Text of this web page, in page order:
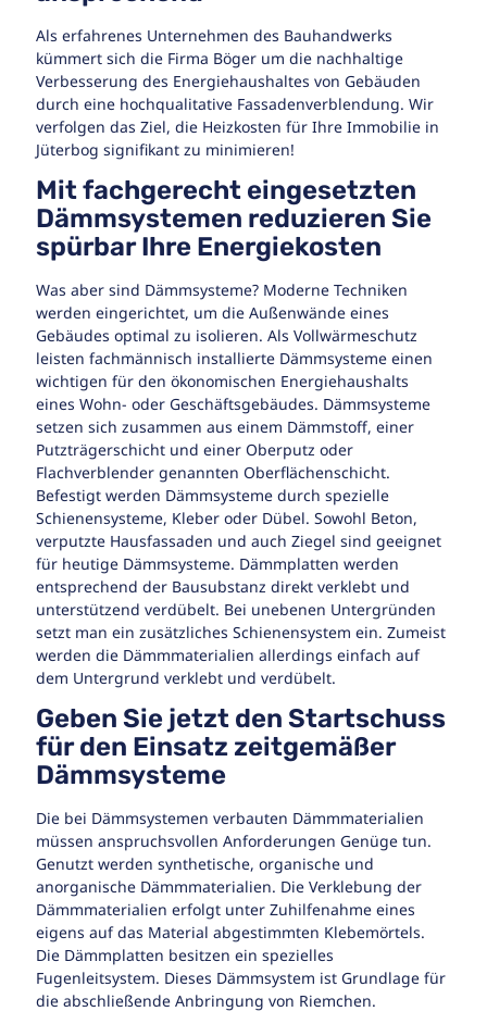
Als erfahrenes Unternehmen des Bauhandwerks
kümmert sich die Firma Böger um die nachhaltige
Verbesserung des Energiehaushaltes von Gebäuden
durch eine hochqualitative Fassadenverblendung. Wir
verfolgen das Ziel, die Heizkosten für Ihre Immobilie in
Jüterbog signifikant zu minimieren!
Mit fachgerecht eingesetzten
Dämmsystemen reduzieren Sie
spürbar Ihre Energiekosten
Was aber sind Dämmsysteme? Moderne Techniken
werden eingerichtet, um die Außenwände eines
Gebäudes optimal zu isolieren. Als Vollwärmeschutz
leisten fachmännisch installierte Dämmsysteme einen
wichtigen für den ökonomischen Energiehaushalts
eines Wohn- oder Geschäftsgebäudes. Dämmsysteme
setzen sich zusammen aus einem Dämmstoff, einer
Putzträgerschicht und einer Oberputz oder
Flachverblender genannten Oberflächenschicht.
Befestigt werden Dämmsysteme durch spezielle
Schienensysteme, Kleber oder Dübel. Sowohl Beton,
verputzte Hausfassaden und auch Ziegel sind geeignet
für heutige Dämmsysteme. Dämmplatten werden
entsprechend der Bausubstanz direkt verklebt und
unterstützend verdübelt. Bei unebenen Untergründen
setzt man ein zusätzliches Schienensystem ein. Zumeist
werden die Dämmmaterialien allerdings einfach auf
dem Untergrund verklebt und verdübelt.
Geben Sie jetzt den Startschuss
für den Einsatz zeitgemäßer
Dämmsysteme
Die bei Dämmsystemen verbauten Dämmmaterialien
müssen anspruchsvollen Anforderungen Genüge tun.
Genutzt werden synthetische, organische und
anorganische Dämmmaterialien. Die Verklebung der
Dämmmaterialien erfolgt unter Zuhilfenahme eines
eigens auf das Material abgestimmten Klebemörtels.
Die Dämmplatten besitzen ein spezielles
Fugenleitsystem. Dieses Dämmsystem ist Grundlage für
die abschließende Anbringung von Riemchen.